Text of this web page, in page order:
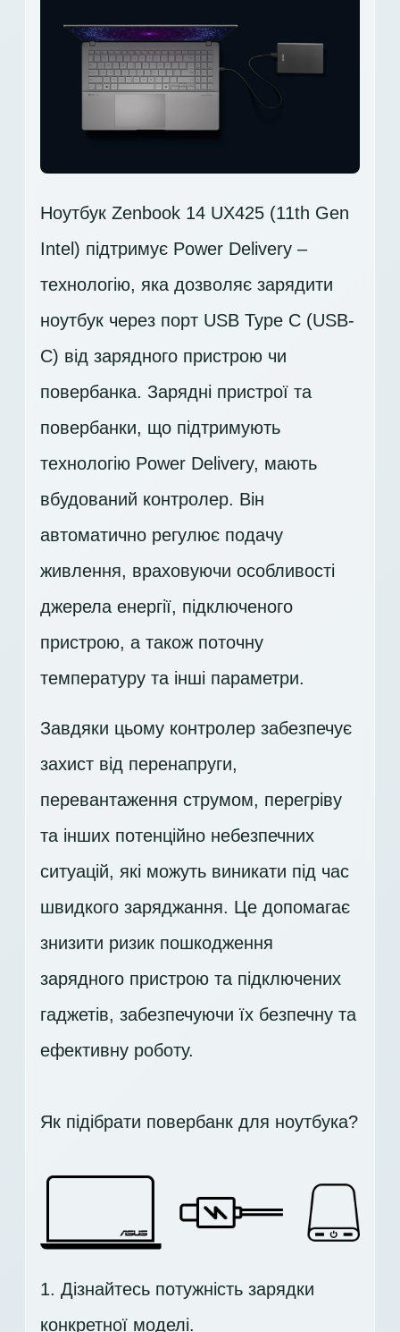
Ноутбук Zenbook 14 UX425 (11th Gen
Intel) підтримує Power Delivery –
технологію, яка дозволяє зарядити
ноутбук через порт USB Type C (USB-
C) від зарядного пристрою чи
повербанка. Зарядні пристрої та
повербанки, що підтримують
технологію Power Delivery, мають
вбудований контролер. Він
автоматично регулює подачу
живлення, враховуючи особливості
джерела енергії, підключеного
пристрою, а також поточну
температуру та інші параметри.
Завдяки цьому контролер забезпечує
захист від перенапруги,
перевантаження струмом, перегріву
та інших потенційно небезпечних
ситуацій, які можуть виникати під час
швидкого заряджання. Це допомагає
знизити ризик пошкодження
зарядного пристрою та підключених
гаджетів, забезпечуючи їх безпечну та
ефективну роботу.
Як підібрати повербанк для ноутбука?
1. Дізнайтесь потужність зарядки
конкретної моделі.